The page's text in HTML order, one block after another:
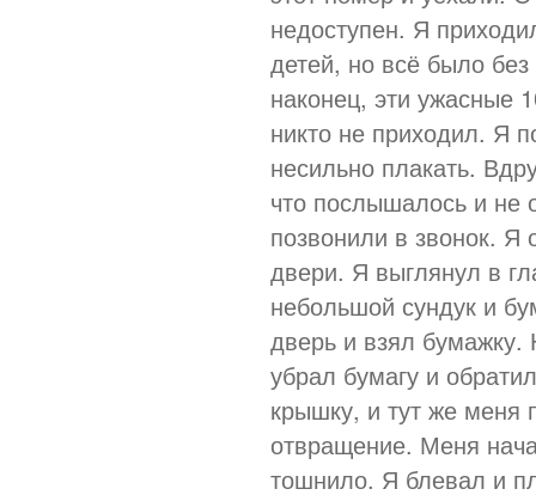
недоступен. Я
детей, но всё было
наконец, эти ужасные
никто не приходил. Я
несильно плакать.
что послышалось и не
позвонили в звонок. Я
двери. Я выглянул в
небольшой сундук и
дверь и взял
убрал бумагу и
крышку, и тут же меня
отвращение. Меня
тошнило. Я блевал и